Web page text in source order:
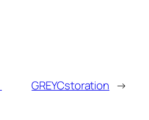
GREYCstoration →